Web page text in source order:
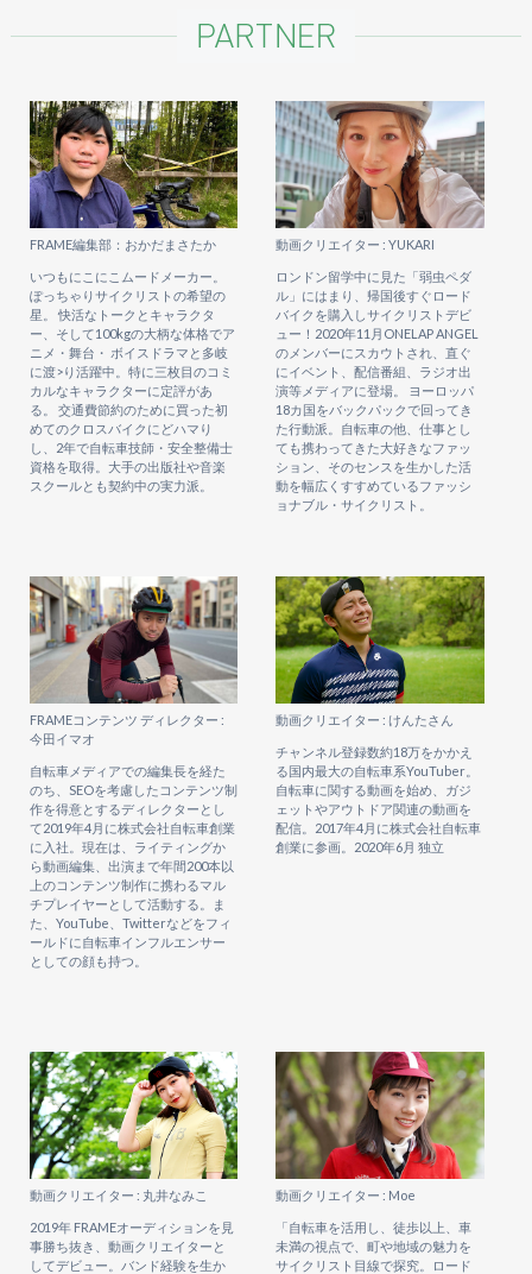
FRAME編集部：おかだまさたか
いつもにこにこムードメーカー。
ぽっちゃりサイクリストの希望の
星。 快活なトークとキャラクタ
ー、そして100kgの大柄な体格でア
ニメ・舞台・ ボイスドラマと多岐
に渡>り活躍中。特に三枚目のコミ
カルなキャラクターに定評があ
る。 交通費節約のために買った初
めてのクロスバイクにどハマり
し、2年で自転車技師・安全整備士
資格を取得。大手の出版社や音楽
スクールとも契約中の実力派。
動画クリエイター : YUKARI
ロンドン留学中に見た「弱虫ペダ
ル」にはまり、帰国後すぐロード
バイクを購入しサイクリストデビ
ュー！2020年11月ONELAP ANGEL
のメンバーにスカウトされ、直ぐ
にイベント、配信番組、ラジオ出
演等メディアに登場。 ヨーロッパ
18カ国をバックパックで回ってき
た行動派。自転車の他、仕事とし
ても携わってきた大好きなファッ
ション、そのセンスを生かした活
動を幅広くすすめているファッシ
ョナブル・サイクリスト。
FRAMEコンテンツ ディレクター :
今田イマオ
自転車メディアでの編集長を経た
のち、SEOを考慮したコンテンツ制
作を得意とするディレクターとし
て2019年4月に株式会社自転車創業
に入社。現在は、ライティングか
ら動画編集、出演まで年間200本以
上のコンテンツ制作に携わるマル
チプレイヤーとして活動する。ま
た、YouTube、Twitterなどをフィ
ールドに自転車インフルエンサー
としての顔も持つ。
動画クリエイター : けんたさん
チャンネル登録数約18万をかかえ
る国内最大の自転車系YouTuber。
自転車に関する動画を始め、ガジ
ェットやアウトドア関連の動画を
配信。2017年4月に株式会社自転車
創業に参画。2020年6月 独立
動画クリエイター : 丸井なみこ
2019年 FRAMEオーディションを見
事勝ち抜き、動画クリエイターと
してデビュー。バンド経験を生か
動画クリエイター : Moe
「自転車を活用し、徒歩以上、車
未満の視点で、町や地域の魅力を
サイクリスト目線で探究。ロード